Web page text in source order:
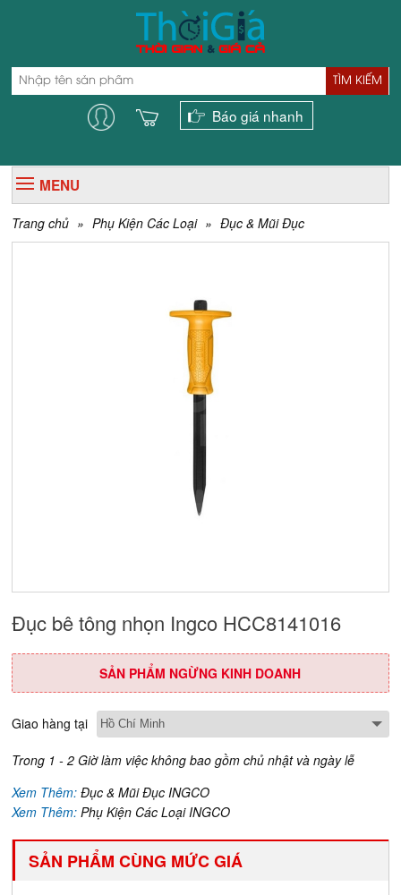
TÌM KIẾM
Báo giá nhanh
MENU
Trang chủ » Phụ Kiện Các Loại » Đục & Mũi Đục
Đục bê tông nhọn Ingco HCC8141016
SẢN PHẨM NGỪNG KINH DOANH
Giao hàng tại
Trong 1 - 2 Giờ làm việc không bao gồm chủ nhật và ngày lễ
Xem Thêm:Đục & Mũi Đục INGCO
Xem Thêm:Phụ Kiện Các Loại INGCO
SẢN PHẨM CÙNG MỨC GIÁ